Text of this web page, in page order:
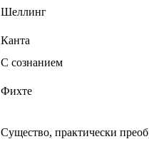
Шеллинг
Канта
С сознанием
Фихте
Существо, практически